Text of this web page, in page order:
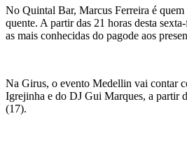
No Quintal Bar, Marcus Ferreira é
quente. A partir das 21 horas desta
as mais conhecidas do pagode aos
Na Girus, o evento Medellin vai contar
Igrejinha e do DJ Gui Marques, a partir
(17).